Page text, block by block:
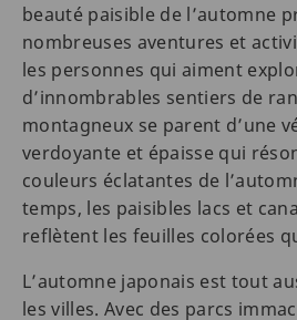
beauté paisible de l’automne
nombreuses aventures et
les personnes qui aiment
d’innombrables sentiers de
montagneux se parent d’une
verdoyante et épaisse qui
couleurs éclatantes de
temps, les paisibles lacs et
reflètent les feuilles colorées
L’automne japonais est tout
les villes. Avec des parcs